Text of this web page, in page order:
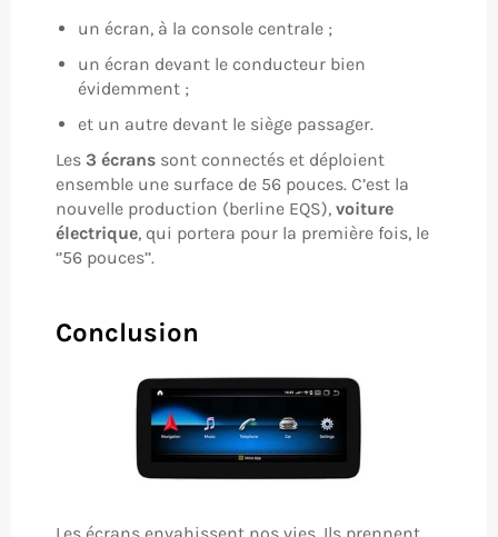
un écran, à la console centrale ;
un écran devant le conducteur bien
évidemment ;
et un autre devant le siège passager.
Les 3 écrans sont connectés et déploient
ensemble une surface de 56 pouces. C’est la
nouvelle production (berline EQS), voiture
électrique, qui portera pour la première fois, le
‘’56 pouces’’.
Conclusion